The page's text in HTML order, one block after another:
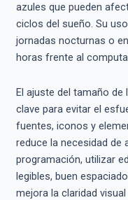
azules que pueden
ciclos del sueño. Su
jornadas nocturnas o
horas frente al
El ajuste del tamaño
clave para evitar el
fuentes, iconos y
reduce la necesidad de
programación, utilizar
legibles, buen
mejora la claridad